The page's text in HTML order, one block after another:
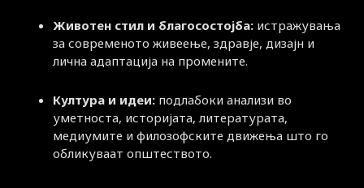
Животен стил и благосостојба: истражувања
за современото живеење, здравје, дизајн и
лична адаптација на промените.
Култура и идеи: подлабоки анализи во
уметноста, историјата, литературата,
медиумите и филозофските движења што го
обликуваат општеството.